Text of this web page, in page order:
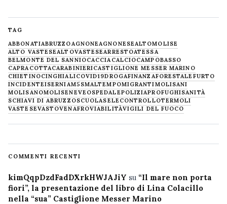
TAG
ABBONATIABRUZZOAGNONEAGNONESEALTOMOLISE
ALTO VASTESEALTOVASTESEARRESTOATESSA
BELMONTE DEL SANNIOCACCIACALCIOCAMPOBASSO
CAPRACOTTACARABINIERICASTIGLIONE MESSER MARINO
CHIETINOCINGHIALICOVID19DROGAFINANZAFORESTALE FURTO
INCIDENTEISERNIAM5SMALTEMPOMIGRANTIMOLISANI
MOLISANOMOLISENEVE OSPEDALEPOLIZIAPROFUGHISANITÀ
SCHIAVI DI ABRUZZOSCUOLASELECONTROLLOTERMOLI
VASTESEVASTOVENAFROVIABILITÀVIGILI DEL FUOCO
COMMENTI RECENTI
kimQqpDzdFadDXrkHWJAJiY su “Il mare non porta
fiori”, la presentazione del libro di Lina Colacillo
nella “sua” Castiglione Messer Marino